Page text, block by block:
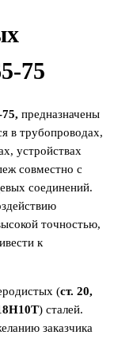
75
предназначены
в трубопроводах,
устройствах
совместно с
соединений.
точностью,
к
(ст. 20,
) сталей.
заказчика